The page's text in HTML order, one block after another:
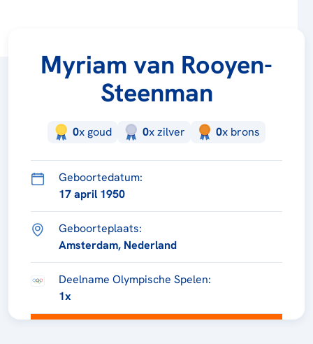
Myriam van Rooyen-
Steenman
0x goud 0xzilver 0x brons
Geboortedatum:
17 april 1950
Geboorteplaats:
Amsterdam, Nederland
Deelname Olympische Spelen:
1x